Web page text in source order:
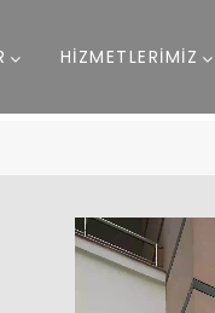
HİZMETLERİMİZ